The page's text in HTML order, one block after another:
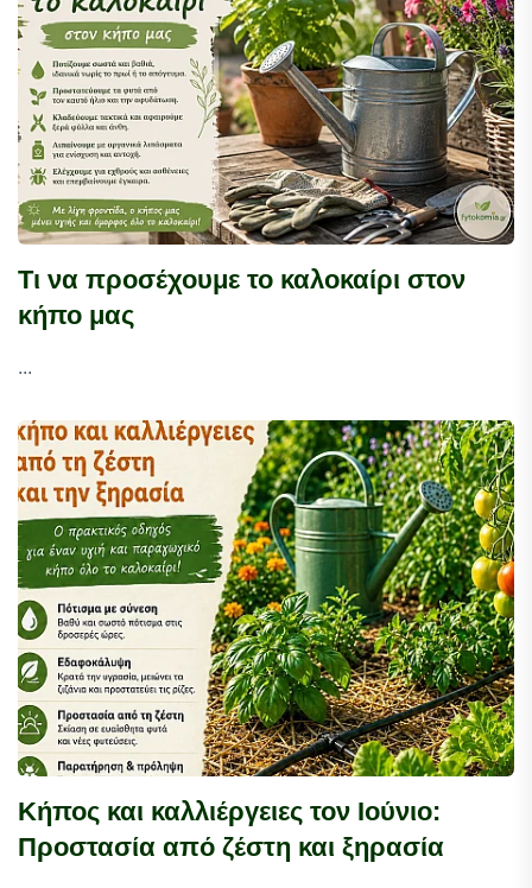
Τι να προσέχουμε το καλοκαίρι στον
κήπο μας
...
Κήπος και καλλιέργειες τον Ιούνιο:
Προστασία από ζέστη και ξηρασία